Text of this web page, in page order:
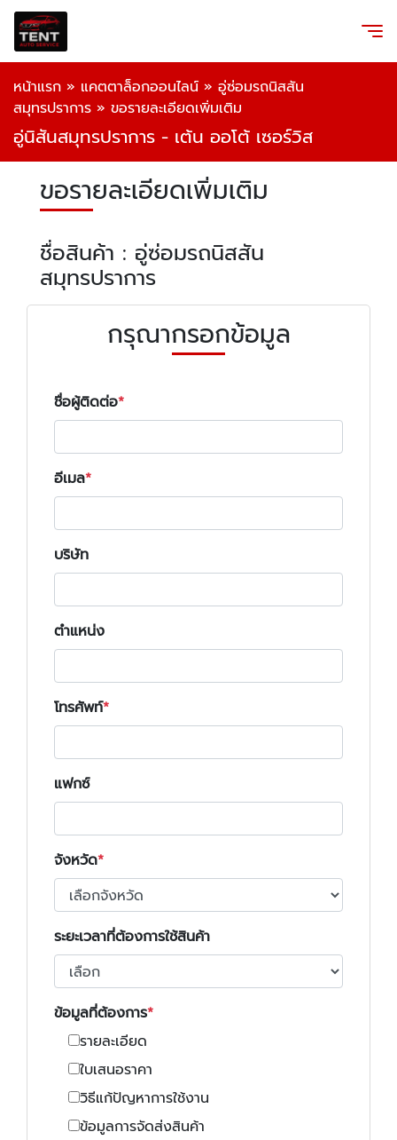
หน้าแรก » แคตตาล็อกออนไลน์ » อู่ซ่อมรถนิสสัน
สมุทรปราการ » ขอรายละเอียดเพิ่มเติม
อู่นิสันสมุทรปราการ - เต้น ออโต้ เซอร์วิส
ขอรายละเอียดเพิ่มเติม
ชื่อสินค้า : อู่ซ่อมรถนิสสัน
สมุทรปราการ
กรุณากรอกข้อมูล
ชื่อผู้ติดต่อ
อีเมล
บริษัท
ตำแหน่ง
โทรศัพท์
แฟกซ์
จังหวัด
ระยะเวลาที่ต้องการใช้สินค้า
ข้อมูลที่ต้องการ
รายละเอียด
ใบเสนอราคา
วิธีแก้ปัญหาการใช้งาน
ข้อมูลการจัดส่งสินค้า